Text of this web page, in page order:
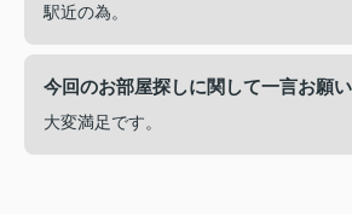
駅近の為。
今回のお部屋探しに関して一言お願い
大変満足です。